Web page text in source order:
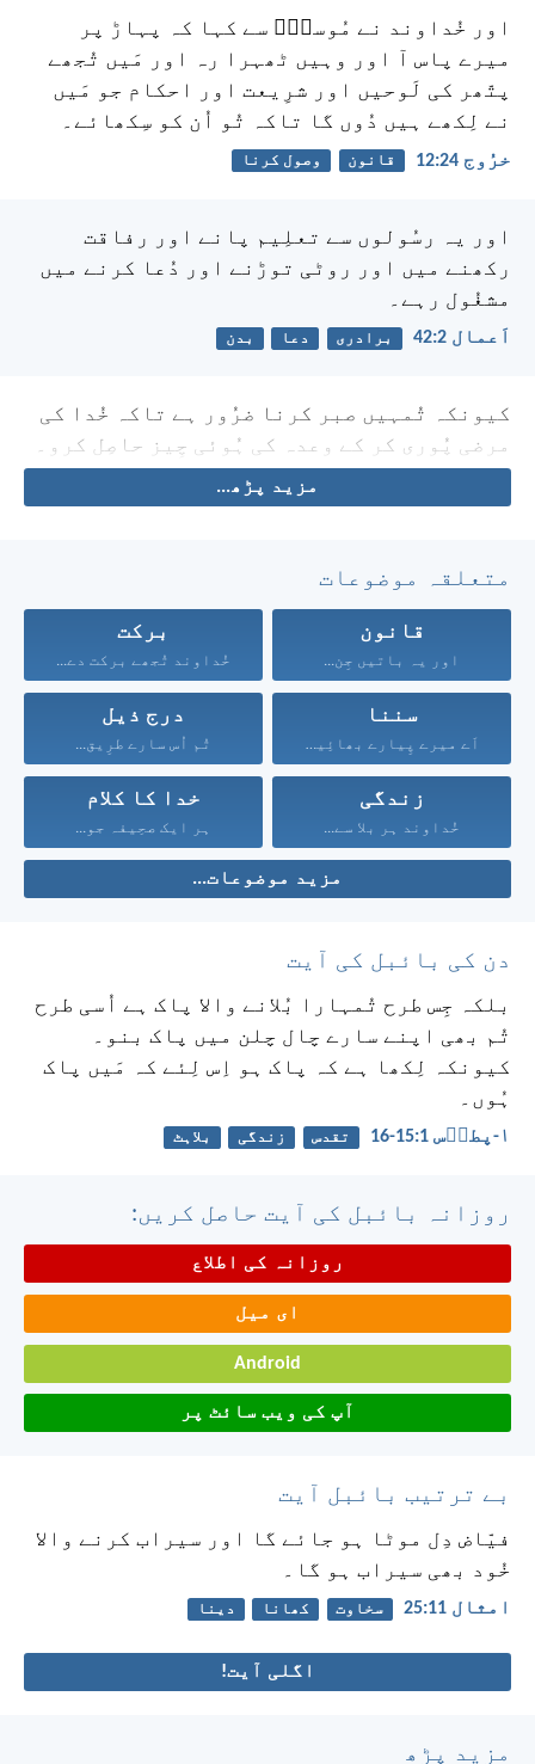
اور خُداوند نے مُوسیٰؔ سے کہا کہ پہاڑ پر
میرے پاس آ اور وہیں ٹھہرا رہ اور مَیں تُجھے
پتّھر کی لَوحیں اور شرِیعت اور احکام جو مَیں
نے لِکھے ہیں دُوں گا تاکہ تُو اُن کو سِکھائے۔
خرُوج 24:‏12 قانون وصول کرنا
اور یہ رسُولوں سے تعلِیم پانے اور رفاقت
رکھنے میں اور روٹی توڑنے اور دُعا کرنے میں
مشغُول رہے۔
اَعمال 2:‏42 برادری دعا بدن
کیونکہ تُمہیں صبر کرنا ضرُور ہے تاکہ خُدا کی
مرضی پُوری کر کے وعدہ کی ہُوئی چِیز حاصِل کرو۔
مزید پڑھ...
متعلقہ موضوعات
قانون
اور یہ باتیں جِن...
برکت
خُداوند تُجھے برکت دے...
سننا
اَے میرے پِیارے بھائِیو!...
درج ذیل
تُم اُس سارے طرِیق...
زندگی
خُداوند ہر بلا سے...
خدا کا کلام
ہر ایک صحِیفہ جو...
مزید موضوعات...
دن کی بائبل کی آیت
بلکہ جِس طرح تُمہارا بُلانے والا پاک ہے اُسی طرح
تُم بھی اپنے سارے چال چلن میں پاک بنو۔
کیونکہ لِکھا ہے کہ پاک ہو اِس لِئے کہ مَیں پاک
ہُوں۔
۱-پطرؔس 1:‏15-‏16 تقدس زندگی بلاہٹ
روزانہ بائبل کی آیت حاصل کریں:
روزانہ کی اطلاع
ای میل
Android
آپ کی ویب سائٹ پر
بے ترتیب بائبل آیت
فیّاض دِل موٹا ہو جائے گا اور سیراب کرنے والا
خُود بھی سیراب ہو گا۔
امثال 11:‏25 سخاوت کھانا دینا
اگلی آیت!
مزید پڑھ